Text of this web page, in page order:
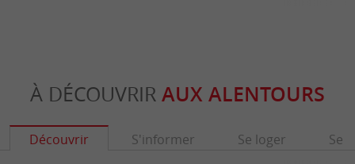
À DÉCOUVRIR AUX ALENTOURS
Découvrir S'informer Se loger Se